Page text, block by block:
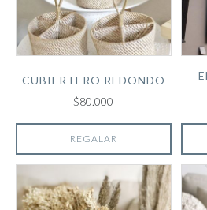
CUBIERTERO REDONDO
$80.000
REGALAR